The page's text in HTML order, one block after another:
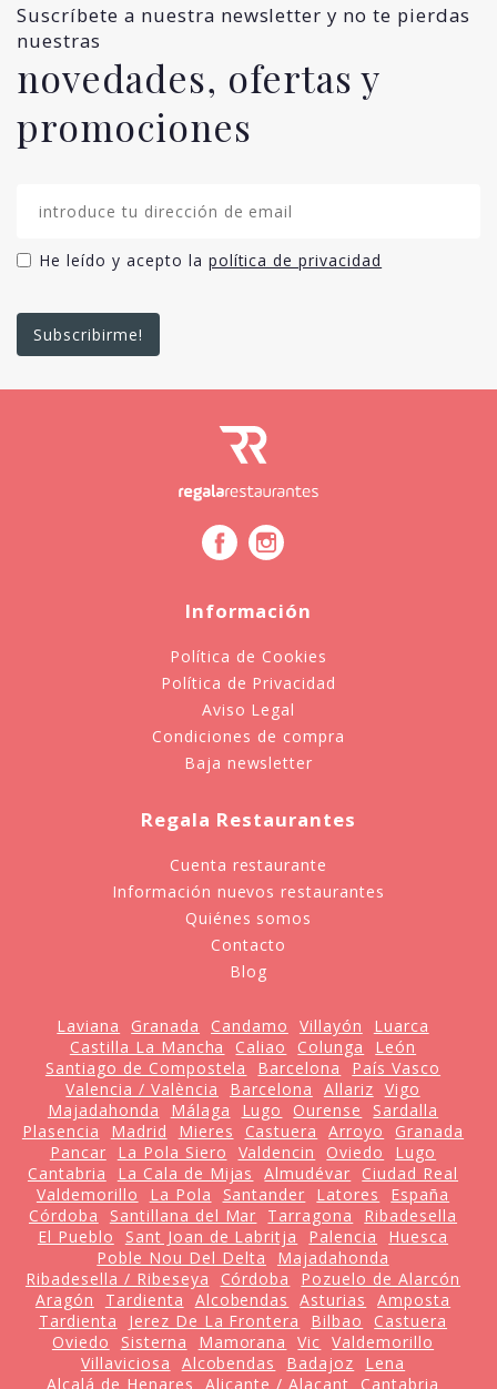
Suscríbete a nuestra newsletter y no te pierdas
nuestras
novedades, ofertas y
promociones
He leído y acepto la política de privacidad
Información
Política de Cookies
Política de Privacidad
Aviso Legal
Condiciones de compra
Baja newsletter
Regala Restaurantes
Cuenta restaurante
Información nuevos restaurantes
Quiénes somos
Contacto
Blog
Laviana Granada Candamo Villayón
Luarca
Castilla La Mancha
Caliao Colunga
León
Santiago de Compostela
Barcelona
País Vasco
Valencia / València
Barcelona Allariz Vigo
Majadahonda
Málaga Lugo Ourense
Sardalla
Plasencia
Madrid Mieres Castuera Arroyo
Granada
Pancar
La Pola Siero Valdencin Oviedo
Lugo
Cantabria
La Cala de Mijas Almudévar
Ciudad Real
Valdemorillo
La Pola Santander Latores
España
Córdoba
Santillana del Mar Tarragona
Ribadesella
El Pueblo
Sant Joan de Labritja Palencia
Huesca
Poble Nou Del Delta
Majadahonda
Ribadesella / Ribeseya
Córdoba
Pozuelo de Alarcón
Aragón
Tardienta Alcobendas Asturias
Amposta
Tardienta
Jerez De La Frontera Bilbao
Castuera
Oviedo
Sisterna Mamorana Vic Valdemorillo
Villaviciosa
Alcobendas Badajoz
Lena
Alcalá de Henares
Alicante / Alacant
Cantabria